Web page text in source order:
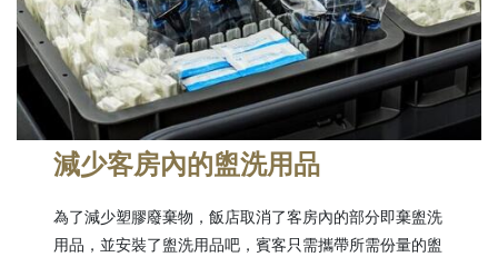
減少客房內的盥洗用品
為了減少塑膠廢棄物，飯店取消了客房內的部分即棄盥洗
用品，並安裝了盥洗用品吧，賓客只需攜帶所需份量的盥